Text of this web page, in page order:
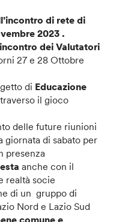
di rete di
2023 .
incontro dei Valutatori
27 e 28 Ottobre
di Educazione
il gioco
delle future riunioni
giornata di sabato per
presenza
anche con il
realtà socie
di un gruppo di
Nord e Lazio Sud